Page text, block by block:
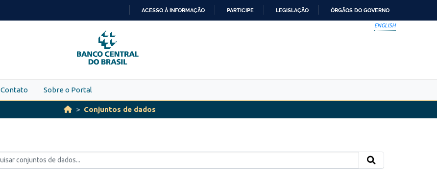
PARA
O
CONTEÚDO
ACESSO À INFORMAÇÃO PARTICIPE LEGISLAÇÃO ÓRGÃOS DO GOVERNO
ENGLISH
Contato Sobre o Portal
Conjuntos de dados